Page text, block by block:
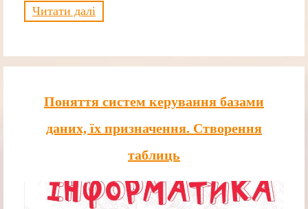
Читати далі
Поняття систем керування базами
даних, їх призначення. Створення
таблиць